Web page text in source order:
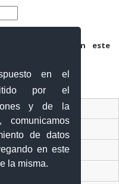
en el
por el
y de la
de datos
en este
la misma.
y web en este
Virtual
Exterior